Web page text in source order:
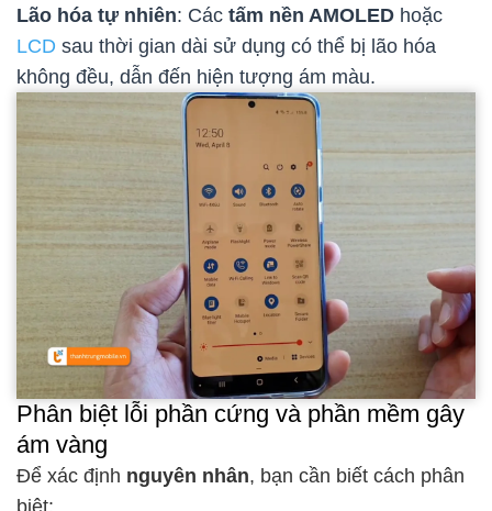
Lão hóa tự nhiên: Các tấm nền AMOLED hoặc
LCD sau thời gian dài sử dụng có thể bị lão hóa
không đều, dẫn đến hiện tượng ám màu.
Phân biệt lỗi phần cứng và phần mềm gây
ám vàng
Để xác định nguyên nhân, bạn cần biết cách phân